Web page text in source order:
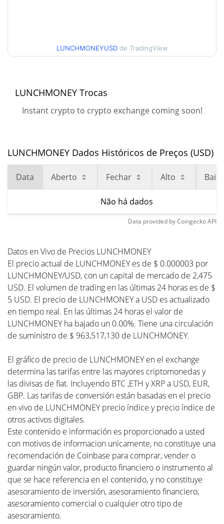
LUNCHMONEYUSD de TradingView
LUNCHMONEY Trocas
Instant crypto to crypto exchange coming soon!
LUNCHMONEY Dados Históricos de Preços (USD)
Data Aberto Fechar Alto
Não há dados
Data provided byCoingeckoAPI
Datos en Vivo de Precios LUNCHMONEY
El precio actual de LUNCHMONEY es de $ 0.000003 por
LUNCHMONEY/USD, con un capital de mercado de 2,475
USD. El volumen de trading en las últimas 24 horas es de $
5 USD. El precio de LUNCHMONEY a USD es actualizado
en tiempo real. En las últimas 24 horas el valor de
LUNCHMONEY ha bajado un 0.00%. Tiene una circulación
de suministro de $ 963,517,130 de LUNCHMONEY.
El gráfico de precio de LUNCHMONEY en el exchange
determina las tarifas entre las mayores criptomonedas y
las divisas de fiat. Incluyendo BTC ,ETH y XRP a USD, EUR,
GBP. Las tarifas de conversión están basadas en el precio
en vivo de LUNCHMONEY precio índice y precio índice de
otros activos digitales.
Este contenido e información es proporcionado a usted
con motivos de informacion unicamente, no constituye una
recomendación de Coinbase para comprar, vender o
guardar ningún valor, producto financiero o instrumento al
que se hace referencia en el contenido, y no constituye
asesoramiento de inversión, asesoramiento financiero,
asesoramiento comercial o cualquier otro tipo de
asesoramiento.